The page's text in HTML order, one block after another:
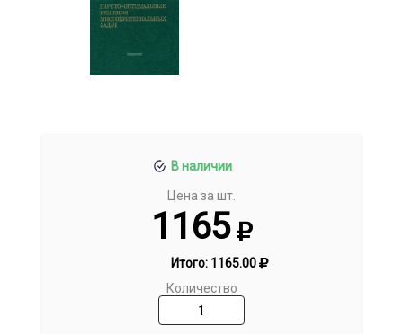
В наличии
Цена за шт.
1165
Итого: 1165.00
Количество